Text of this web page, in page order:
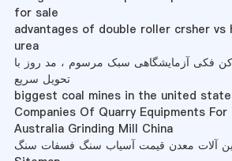
for sale
advantages of double roller crsher vs
urea
کن فکی آزمایشگاهی سبک مرسوم ، مد روز با
تحویل سریع
biggest coal mines in the united
Companies Of Quarry Equipments For
Australia Grinding Mill China
آلات معدن قیمت آسیاب سنگ فسفات سنگ